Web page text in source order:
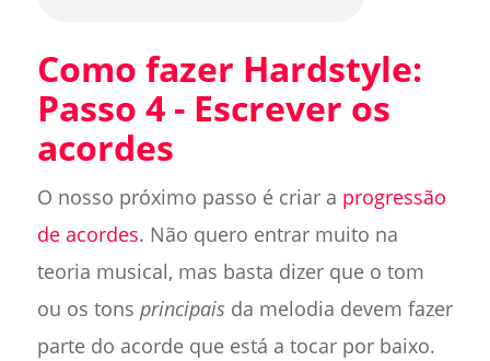
Como fazer Hardstyle:
Passo 4 - Escrever os
acordes
O nosso próximo passo é criar a progressão
de acordes. Não quero entrar muito na
teoria musical, mas basta dizer que o tom
ou os tons principais da melodia devem fazer
parte do acorde que está a tocar por baixo.